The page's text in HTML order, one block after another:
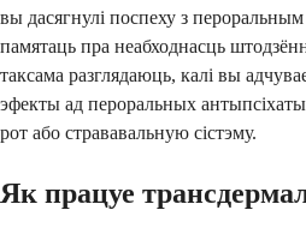
вы дасягнулі поспеху з
памятаць пра неабходнасць
таксама разглядаюць, калі вы
эфекты ад пероральных
рот або стрававальную сістэму.
Як працуе